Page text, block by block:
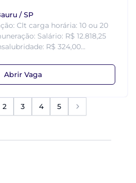
/ SP
Clt carga horária: 10 ou 20
Salário: R$ 12.818,25
R$ 324,00...
Abrir Vaga
2 3 4 5